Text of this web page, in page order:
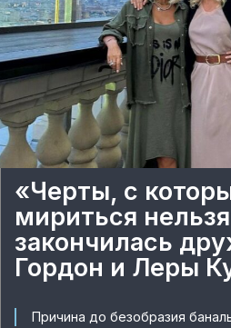
«Черты, с
мириться
закончилась
Гордон и Леры
Причина до безобразия